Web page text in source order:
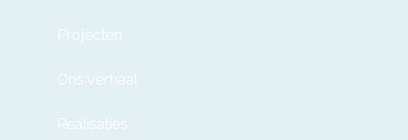
Projecten
Ons verhaal
Realisaties